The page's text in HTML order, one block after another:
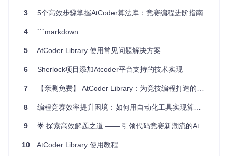
简易安装与使用：通过 Cargo 安装，一条命令即可开始新
集成登录与会话管理
智能测试机制：自动化的测试案例处理，确保仅当所有测
灵活的目标目录管理：优化资源共享，通过.cargo/conf
强大的命令集 ：包括但不限于提交、状态查询、自定义测
试和结果详情查看，全方位覆盖比赛需求。
面向性能的提交选项 ：选择性生成并提交静态链接的二进
制文件，减少上传时间，同时保持高度可移植性。
对于志在优化AtCoder竞赛体验的 Rust 爱好者来说，cargo-at
coder无疑是值得一试的宝贝。通过它，你不仅能够提升自己
3 5个高效步骤掌握AtCoder算法库：竞赛编程进阶指南
4 ```markdown
5 AtCoder Library 使用常见问题解决方案
6 Sherlock项目添加Atcoder平台支持的技术实现
7 【亲测免费】 AtCoder Library：为竞技编程打造的C++库
8 编程竞赛效率提升困境：如何用自动化工具实现算法题快速导入
9 🌟 探索高效解题之道 —— 引领代码竞赛新潮流的AtCoder Problems �
10 AtCoder Library 使用教程